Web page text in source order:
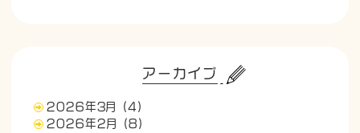
アーカイブ
2026年3月
(4)
2026年2月
(8)